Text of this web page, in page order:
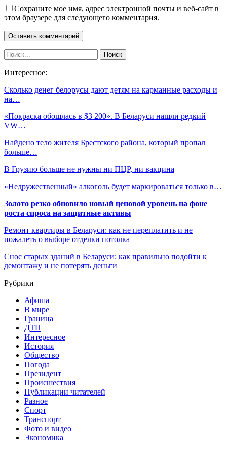
Сохраните мое имя, адрес электронной почты и веб-сайт в
этом браузере для следующего комментария.
Интересное:
Сколько денег белорусы дают детям на карманные расходы и
на…
«Покраска обошлась в $3 200». В Беларуси нашли редкий
VW…
Найдено тело жителя Брестского района, который пропал
больше…
В Грузию больше не нужны ни ПЦР, ни вакцина
«Недружественный» алкоголь будет маркироваться только в…
Золото резко обновило новый ценовой уровень на фоне
роста спроса на защитные активы
Ремонт квартиры в Беларуси: как не переплатить и не
пожалеть о выборе отделки потолка
Снос старых зданий в Беларуси: как правильно подойти к
демонтажу и не потерять деньги
Рубрики
Афиша
В мире
Граница
ДТП
Интересное
История
Общество
Погода
Президент
Происшествия
Публикации читателей
Разное
Спорт
Транспорт
Фото и видео
Экономика